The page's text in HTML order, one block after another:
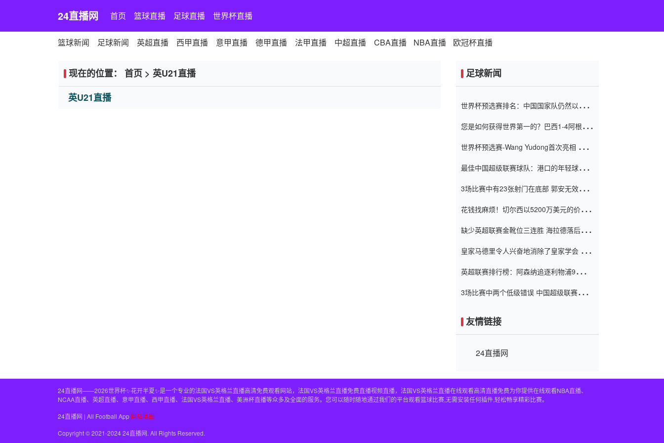
24直播网 首页 篮球直播 足球直播 世界杯直播
篮球新闻 足球新闻 英超直播 西甲直播 意甲直播 德甲直播 法甲直播 中超直播 CBA直播 NBA直播 欧冠杯直播
现在的位置： 首页 > 英U21直播
英U21直播
足球新闻
世界杯预选赛排名：中国国家队仍然以6分
您是如何获得世界第一的？巴西1-4阿根
世界杯预选赛-Wang Yudong首次亮相 中国
最佳中国超级联赛球队：港口的年轻球员在
（Taishan）
3场比赛中有23张射门在底部 郭安无效传球
花钱找麻烦！切尔西以5200万美元的价格
窗口
缺少英超联赛金靴位三连胜 海拉德落后6球
皇家马德里令人兴奋地消除了皇家学会 安
英超联赛排行榜：阿森纳追逐利物浦9分 曼
3场比赛中两个低级错误 中国超级联赛的前
友情链接
24直播网
24直播网——2026世界杯✨花开半夏✨是一个专业的法国VS英格兰直播高清免费观看网站，法国VS英格兰直播免费直播视频直播，法国VS英格兰直播在线观看高清直播免费为你提供在线观看NBA直播、
NCAA直播、英超直播、意甲直播、西甲直播、法国VS英格兰直播、美洲杯直播等众多及全面的服务。您可以随时随地通过我们的平台观看篮球比赛,无需安装任何插件,轻松畅享精彩比赛。
24直播网 | All Football App 网站地图
Copyright © 2021-2024 24直播网. All Rights Reserved.